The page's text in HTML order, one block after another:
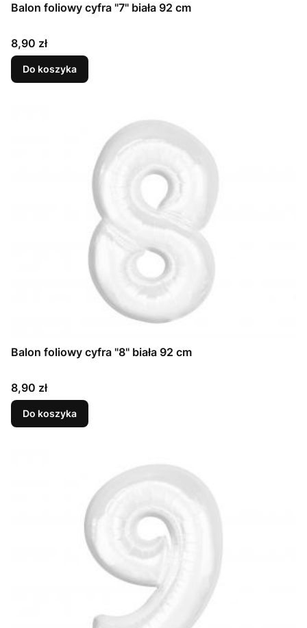
Balon foliowy cyfra "7" biała 92 cm
Cena
8,90 zł
Do koszyka
Balon foliowy cyfra "8" biała 92 cm
Cena
8,90 zł
Do koszyka